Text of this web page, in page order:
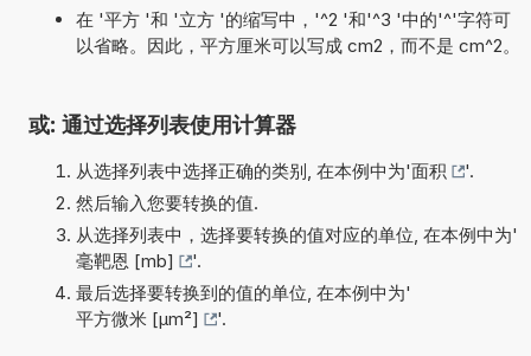
在 '平方 '和 '立方 '的缩写中，'^2 '和'^3 '中的'^'字符可
以省略。因此，平方厘米可以写成 cm2，而不是 cm^2。
或: 通过选择列表使用计算器
从选择列表中选择正确的类别, 在本例中为'面积
'.
然后输入您要转换的值.
从选择列表中，选择要转换的值对应的单位, 在本例中为'
毫靶恩 [mb]
'.
最后选择要转换到的值的单位, 在本例中为'
平方微米 [µm²]
'.